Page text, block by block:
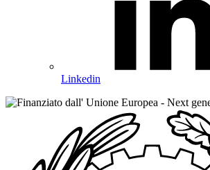
Linkedin